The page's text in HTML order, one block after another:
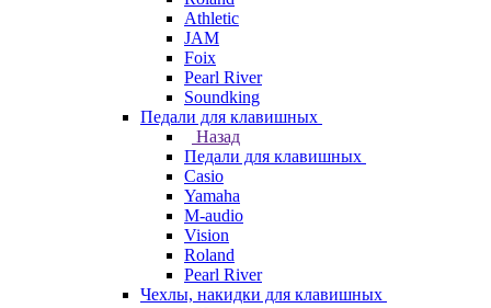
Athletic
JAM
Foix
Pearl River
Soundking
Педали для клавишных
Назад
Педали для клавишных
Casio
Yamaha
M-audio
Vision
Roland
Pearl River
Чехлы, накидки для клавишных